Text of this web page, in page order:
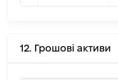
12. Грошові активи